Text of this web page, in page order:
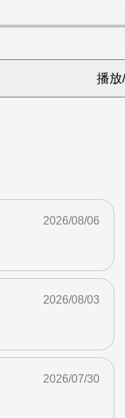
2026/08/06
2026/08/03
2026/07/30